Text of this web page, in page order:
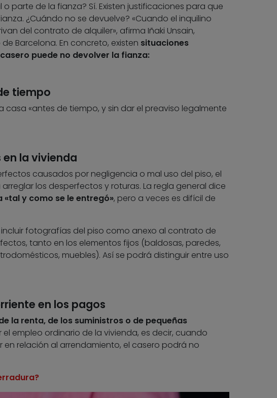
parte de la fianza? Sí. Existen justificaciones para que
¿Cuándo no se devuelve? «Cuando el inquilino
del contrato de alquiler», afirma Iñaki Unsain,
Barcelona. En concreto, existen situaciones
puede no devolver la fianza:
tiempo
«antes de tiempo, y sin dar el preaviso legalmente
en la vivienda
causados por negligencia o mal uso del piso, el
los desperfectos y roturas. La regla general dice
y como se le entregó», pero a veces es difícil de
fotografías del piso como anexo al contrato de
tanto en los elementos fijos (baldosas, paredes,
muebles). Así se podrá distinguir entre uso
en los pagos
la renta, de los suministros o de pequeñas
empleo ordinario de la vivienda, es decir, cuando
relación al arrendamiento, el casero podrá no